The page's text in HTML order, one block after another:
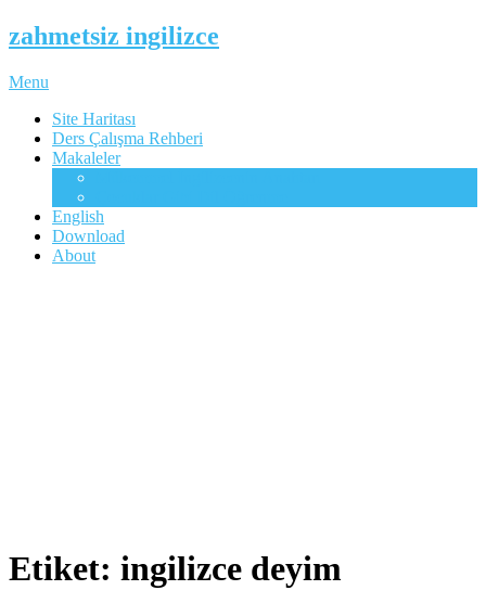
zahmetsiz ingilizce
Menu
Site Haritası
Ders Çalışma Rehberi
Makaleler
English
Download
About
Etiket: ingilizce deyim